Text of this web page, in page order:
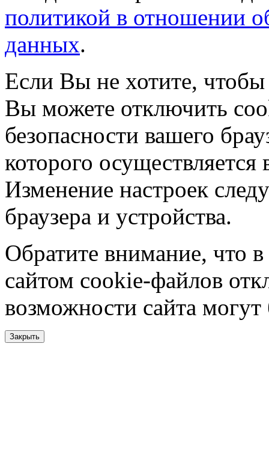
политикой в отношении
данных.
Если Вы не хотите,
Вы можете отключить
безопасности вашего
которого
Изменение настроек
браузера и устройства.
Обратите внимание, что в
сайтом cookie-файлов
возможности сайта
Закрыть